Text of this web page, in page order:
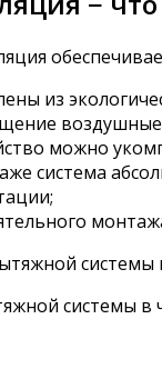
из
можно
система
системы в